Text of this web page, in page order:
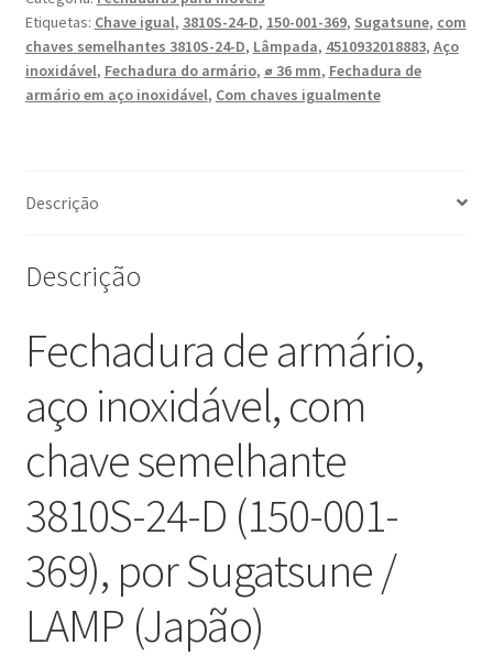
inoxidável,
com
chave
semelhante
por
LAMP
Etiquetas: Chave igual, 3810S-24-D, 150-001-369, Sugatsune, com
chaves semelhantes 3810S-24-D, Lâmpada, 4510932018883, Aço
inoxidável, Fechadura do armário, ⌀ 36 mm, Fechadura de
armário em aço inoxidável, Com chaves igualmente
Descrição
Descrição
Fechadura de armário,
aço inoxidável, com
chave semelhante
3810S-24-D (150-001-
369), por Sugatsune /
LAMP (Japão)